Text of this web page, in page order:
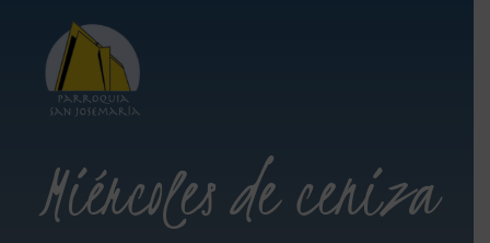
Miércoles de ceniza